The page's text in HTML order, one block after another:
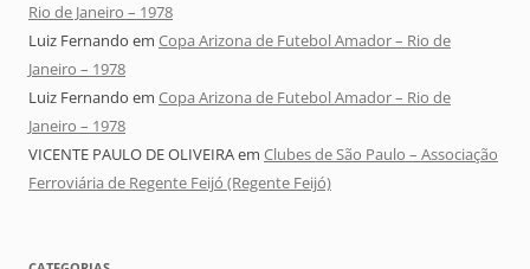
Rio de Janeiro – 1978
Luiz Fernando em Copa Arizona de Futebol Amador – Rio de
Janeiro – 1978
Luiz Fernando em Copa Arizona de Futebol Amador – Rio de
Janeiro – 1978
VICENTE PAULO DE OLIVEIRAem Clubes de São Paulo – Associação
Ferroviária de Regente Feijó (Regente Feijó)